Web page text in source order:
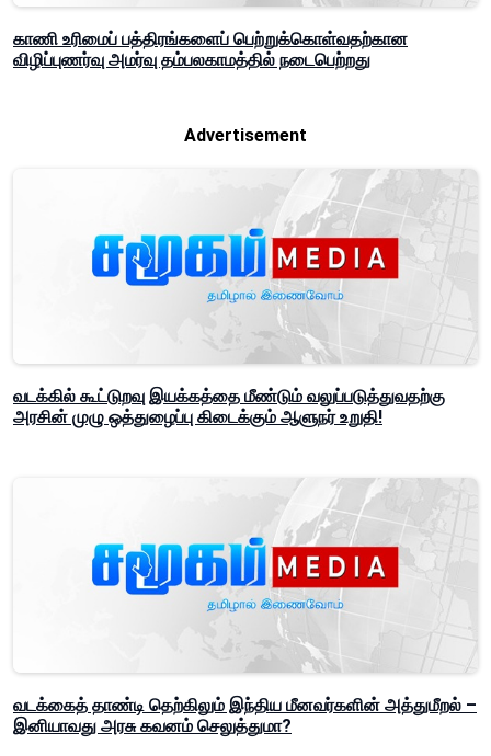
காணி உரிமைப் பத்திரங்களைப் பெற்றுக்கொள்வதற்கான
விழிப்புணர்வு அமர்வு தம்பலகாமத்தில் நடைபெற்றது
Advertisement
வடக்கில் கூட்டுறவு இயக்கத்தை மீண்டும் வலுப்படுத்துவதற்கு
அரசின் முழு ஒத்துழைப்பு கிடைக்கும் ஆளுநர் உறுதி!
வடக்கைத் தாண்டி தெற்கிலும் இந்திய மீனவர்களின் அத்துமீறல் –
இனியாவது அரசு கவனம் செலுத்துமா?